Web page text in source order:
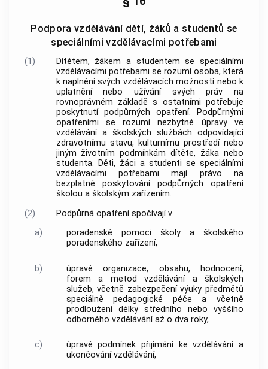
Podpora vzdělávání dětí, žáků a studentů se
speciálními vzdělávacími potřebami
(1)
Dítětem, žákem a studentem se speciálními
vzdělávacími potřebami se rozumí osoba, která
k naplnění svých vzdělávacích možností nebo k
uplatnění nebo užívání svých práv na
rovnoprávném základě s ostatními potřebuje
poskytnutí podpůrných opatření.Podpůrnými
opatřeními se rozumí nezbytné úpravy ve
vzdělávání a školských službách odpovídající
zdravotnímu stavu, kulturnímu prostředí nebo
jiným životním podmínkám dítěte, žáka nebo
studenta. Děti, žáci a studenti se speciálními
vzdělávacími potřebami mají právo na
bezplatné poskytování podpůrných opatření
školou a školským zařízením.
(2)
Podpůrná opatřeníspočívají v
a)
poradenské pomoci školy a školského
poradenského zařízení,
b)
úpravě organizace, obsahu, hodnocení,
forem a metod vzdělávání a školských
služeb, včetně zabezpečení výuky předmětů
speciálně pedagogické péče a včetně
prodloužení délky středního nebo vyššího
odborného vzdělávání až o dva roky,
c)
úpravě podmínek přijímání ke vzdělávání a
ukončování vzdělávání,